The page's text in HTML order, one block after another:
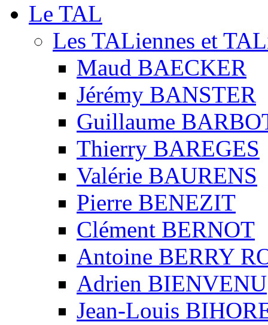
Le TAL
Les TALiennes et
Maud BAECKER
Jérémy BANSTER
Guillaume
Thierry BAREGES
Valérie BAURENS
Pierre BENEZIT
Clément BERNOT
Antoine BERRY
Adrien BIENVENU
Jean-Louis